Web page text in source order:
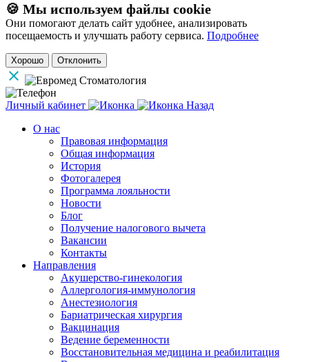
🍪 Мы используем файлы cookie
Они помогают делать сайт удобнее, анализировать
посещаемость и улучшать работу сервиса. Подробнее
Хорошо Отклонить
Личный кабинет
Назад
О нас
Правовая информация
Общая информация
История
Фотогалерея
Программа лояльности
Новости
Блог
Получение налогового вычета
Вакансии
Контакты
Направления
Акушерство-гинекология
Аллергология-иммунология
Анестезиология
Бариатрическая хирургия
Вакцинация
Ведение беременности
Восстановительная медицина и реабилитация